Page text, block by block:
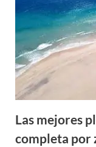
Las mejores
completa por